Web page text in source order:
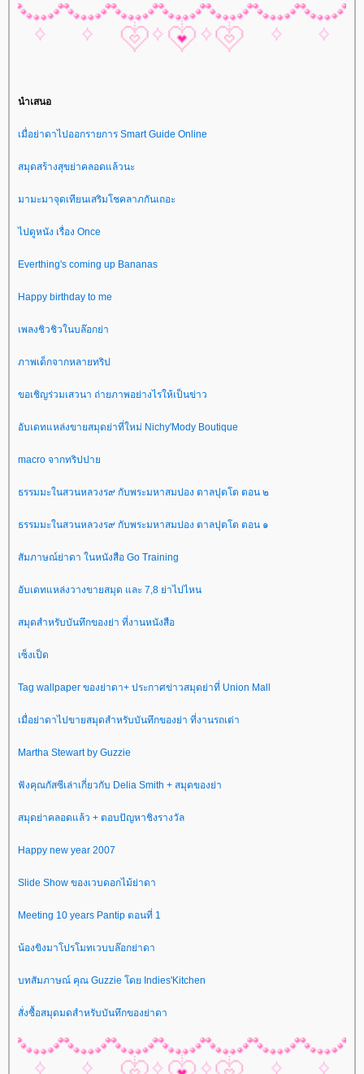
นำเสนอ
เมื่อย่าดาไปออกรายการ Smart Guide Online
สมุดสร้างสุขย่าคลอดแล้วนะ
มามะมาจุดเทียนเสริมโชคลาภกันเถอะ
ไปดูหนัง เรื่อง Once
Everthing's coming up Bananas
Happy birthday to me
เพลงชิวชิวในบล๊อกย่า
ภาพเด็กจากหลายทริป
ขอเชิญร่วมเสวนา ถ่ายภาพอย่างไรให้เป็นข่าว
อับเดทแหล่งขายสมุดย่าที่ใหม่ Nichy'Mody Boutique
macro จากทริปปา
ธรรมมะในสวนหลวงร๙ กับพระมหาสมปอง ตาลปุตโต ตอน ๒
ธรรมมะในสวนหลวงร๙ กับพระมหาสมปอง ตาลปุตโต ตอน ๑
สัมภาษณ์ย่าดา ในหนังสือ Go Training
อับเดทแหล่งวางขายสมุด และ 7,8 ย่าไปไหน
สมุดสำหรับบันทึกของย่า ที่งานหนังสือ
เซ็งเป็ด
Tag wallpaper ของย่าดา+ ประกาศข่าวสมุดย่าที่ Union Mall
เมื่อย่าดาไปขายสมุดสำหรับบันทึกของย่า ที่งานรถเต่า
Martha Stewart by Guzzie
ฟังคุณกัสซีเล่าเกี่ยวกับ Delia Smith + สมุดของย่า
สมุดย่าคลอดแล้ว + ตอบปัญหาชิงรางวัล
Happy new year 2007
Slide Show ของเวบดอกไม้ย่าดา
Meeting 10 years Pantip ตอนที่ 1
น้องขิงมาโปรโมทเวบบล๊อกย่าดา
บทสัมภาษณ์ คุณ Guzzie โดย Indies'Kitchen
สั่งซื้อสมุดมดสำหรับบันทึกของย่าดา